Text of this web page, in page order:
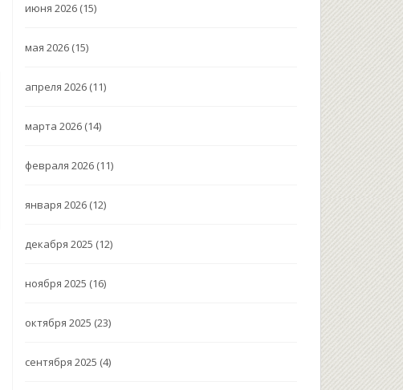
июня 2026 (15)
мая 2026 (15)
апреля 2026 (11)
марта 2026 (14)
февраля 2026 (11)
января 2026 (12)
декабря 2025 (12)
ноября 2025 (16)
октября 2025 (23)
сентября 2025 (4)